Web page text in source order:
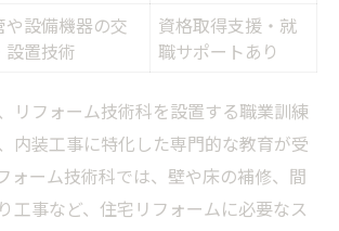
や設備機器の交
設置技術
資格取得支援・就
職サポートあり
リフォーム技術科を設置する職業訓練
内装工事に特化した専門的な教育が受
ォーム技術科では、壁や床の補修、間
工事など、住宅リフォームに必要なス